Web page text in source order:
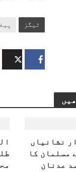
ٹیگز
نشانیاں
مسلمان کا
عدنان